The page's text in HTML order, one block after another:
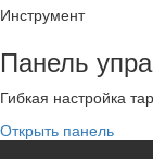
Инструмент
Панель
Гибкая настройка
Открыть панель